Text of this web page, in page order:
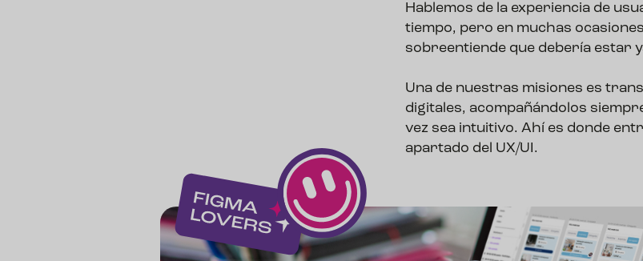
Hablemos de la experiencia de
tiempo, pero en muchas
sobreentiende que debería estar
Una de nuestras misiones es
digitales, acompañándolos
vez sea intuitivo. Ahí es donde
apartado del UX/UI.